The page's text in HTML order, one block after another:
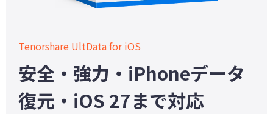
Tenorshare UltData for iOS
安全・強力・iPhoneデータ
復元・iOS 27まで対応